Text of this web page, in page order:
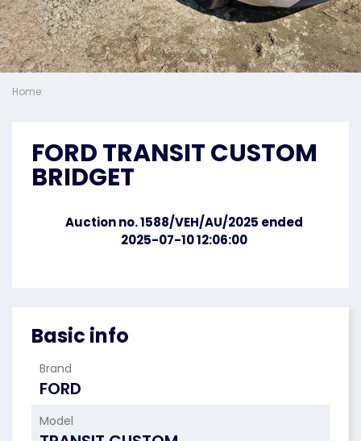
Home:
Basic info
Brand
FORD
Model
FORD TRANSIT CUSTOM
BRIDGET
Auction no. 1588/VEH/AU/2025 ended
2025-07-10 12:06:00